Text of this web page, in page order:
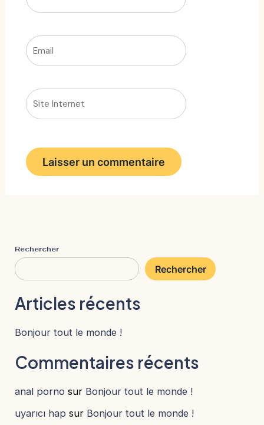
Email
Site
Internet
Rechercher
Rechercher
Articles récents
Bonjour tout le monde !
Commentaires récents
anal porno sur Bonjour tout le monde !
uyarıcı hap sur Bonjour tout le monde !